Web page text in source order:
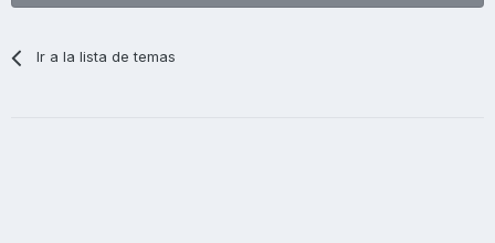
Ir a la lista de temas